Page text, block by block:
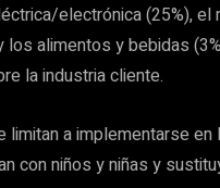
electrónica (25%),
los alimentos y bebidas
la industria cliente.
limitan a implementarse
con niños y niñas y